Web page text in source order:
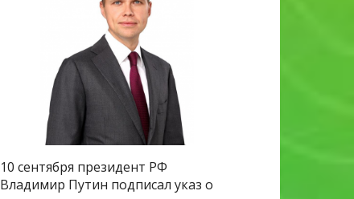
10 сентября президент РФ
Владимир Путин подписал указ о